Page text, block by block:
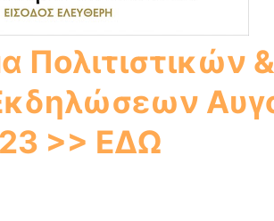
Πολιτιστικών &
>> ΕΔΩ